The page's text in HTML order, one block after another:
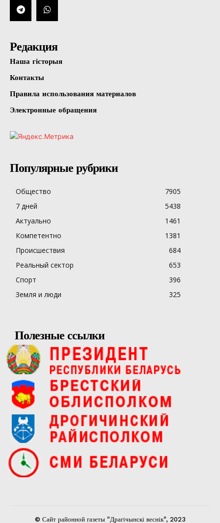
Редакция
Наша гісторыя
Контакты
Правила использования материалов
Электронные обращения
Популярные рубрики
Общество
7905
7 дней
5438
Актуально
1461
Компетентно
1381
Происшествия
684
Реальный сектор
653
Спорт
396
Земля и люди
325
Полезные ссылки
© Сайт районной газеты "Драгічынскі веснік", 2023